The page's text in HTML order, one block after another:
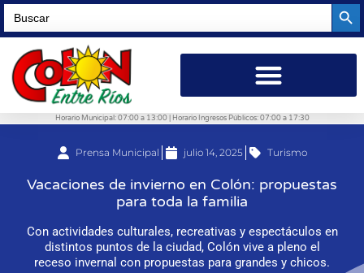
Search
for:
Horario Municipal: 07:00 a 13:00 | Horario Ingresos Públicos: 07:00 a 17:30
Prensa Municipal julio 14, 2025 Turismo
Vacaciones de invierno en Colón: propuestas
para toda la familia
Con actividades culturales, recreativas y espectáculos en
distintos puntos de la ciudad, Colón vive a pleno el
receso invernal con propuestas para grandes y chicos.